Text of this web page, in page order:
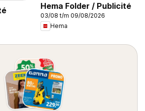
Hema Folder / Publicité
03/08 t/m 09/08/2026
Hema